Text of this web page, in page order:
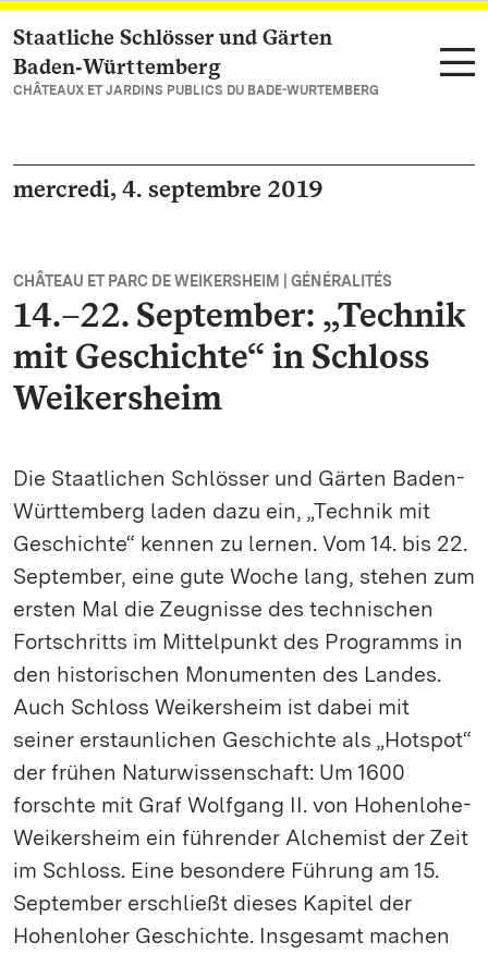
Vers la page d’accueil
Staatliche Schlösser und Gärten
Baden‑Württemberg
CHÂTEAUX ET JARDINS PUBLICS DU BADE-WURTEMBERG
mercredi, 4. septembre 2019
CHÂTEAU ET PARC DE WEIKERSHEIM | GÉNÉRALITÉS
14.–22. September: „Technik
mit Geschichte“ in Schloss
Weikersheim
Die Staatlichen Schlösser und Gärten Baden-
Württemberg laden dazu ein, „Technik mit
Geschichte“ kennen zu lernen. Vom 14. bis 22.
September, eine gute Woche lang, stehen zum
ersten Mal die Zeugnisse des technischen
Fortschritts im Mittelpunkt des Programms in
den historischen Monumenten des Landes.
Auch Schloss Weikersheim ist dabei mit
seiner erstaunlichen Geschichte als „Hotspot“
der frühen Naturwissenschaft: Um 1600
forschte mit Graf Wolfgang II. von Hohenlohe-
Weikersheim ein führender Alchemist der Zeit
im Schloss. Eine besondere Führung am 15.
September erschließt dieses Kapitel der
Hohenloher Geschichte. Insgesamt machen